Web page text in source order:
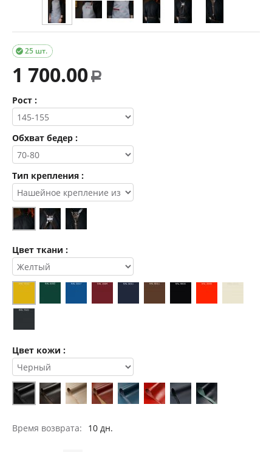
25 шт.

1 700.00 Р
Рост :
Обхват бедер :
Тип крепления :
Цвет ткани :
Цвет кожи :
Время возврата: 10 дн.